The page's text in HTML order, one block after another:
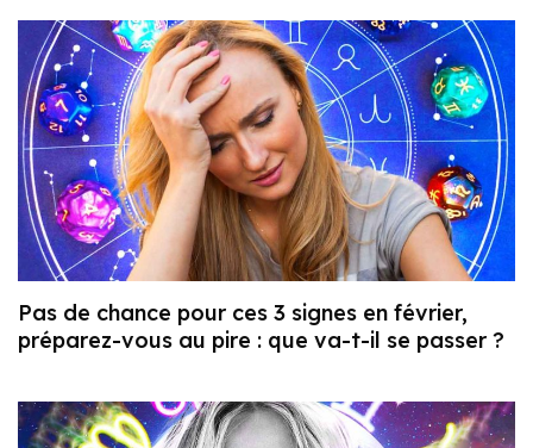
Pas de chance pour ces 3 signes en février,
préparez-vous au pire : que va-t-il se passer ?